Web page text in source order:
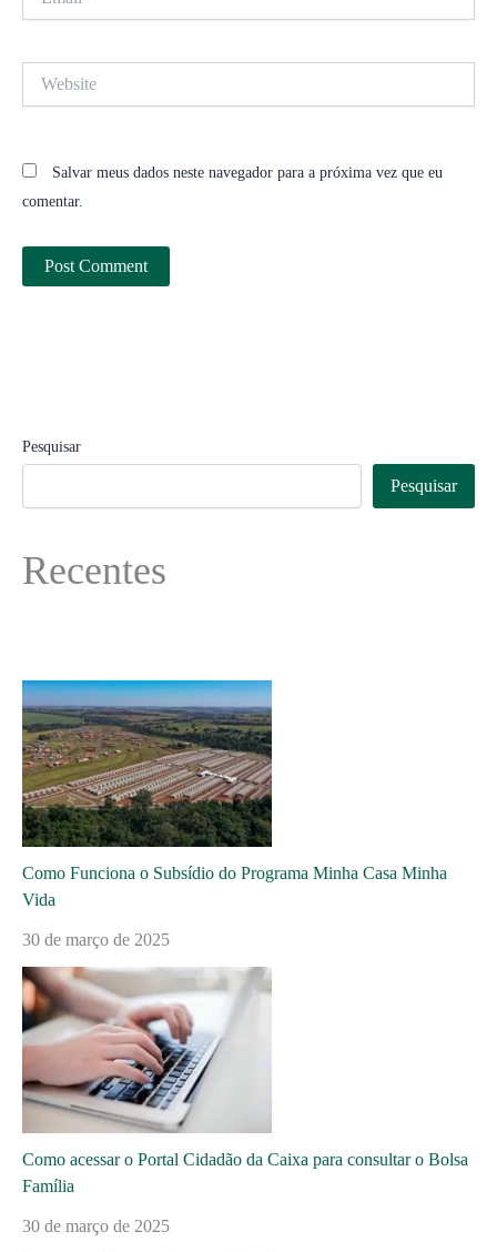
Salvar meus dados neste navegador para a próxima vez que eu
comentar.
Pesquisar
Pesquisar
Recentes
Como Funciona o Subsídio do Programa Minha Casa Minha
Vida
30 de março de 2025
Como acessar o Portal Cidadão da Caixa para consultar o Bolsa
Família
30 de março de 2025